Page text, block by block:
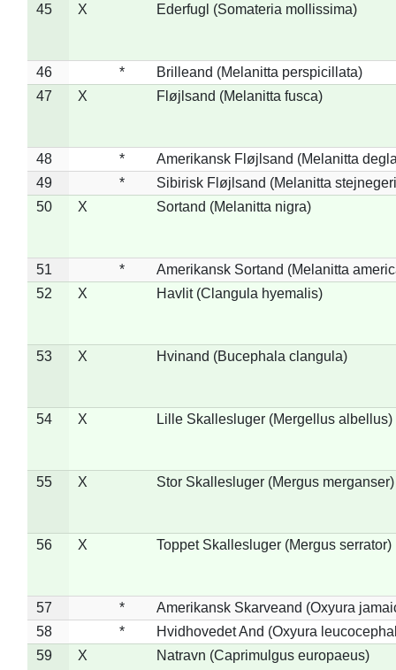
45
X Ederfugl (Somateria mollissima)
46 *
Brilleand (Melanitta perspicillata)
47
X Fløjlsand (Melanitta fusca)
48 *
Amerikansk Fløjlsand (Melanitta
49
*
Sibirisk Fløjlsand (Melanitta
50
X Sortand (Melanitta nigra)
51 *
Amerikansk Sortand (Melanitta
52
X Havlit (Clangula hyemalis)
53 X Hvinand (Bucephala clangula)
54 X Lille Skallesluger (Mergellus albellus)
55 X Stor Skallesluger (Mergus merganser)
56 X Toppet Skallesluger (Mergus serrator)
57 *
Amerikansk Skarveand (Oxyura
58
*
Hvidhovedet And (Oxyura
59
X Natravn (Caprimulgus europaeus)